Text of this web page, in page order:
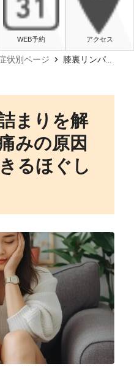
WEB予約 アクセス
状別ページ chevron_right 膝裏リンパの詰まりを解消！むくみや痛みの原因とセルフでできるほぐし方
まりを解
みの原因
るほぐし